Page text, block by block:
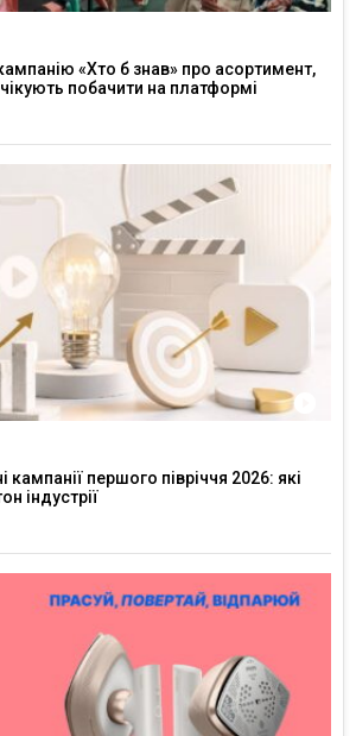
«Хто б знав» про асортимент,
побачити на платформі
першого півріччя 2026: які
індустрії